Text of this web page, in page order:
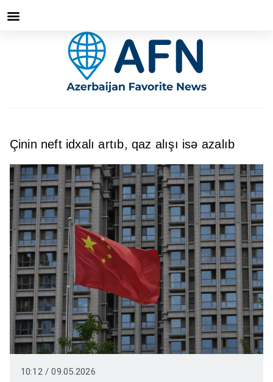
Çinin neft idxalı artıb, qaz alışı isə azalıb
10:12 / 09.05.2026